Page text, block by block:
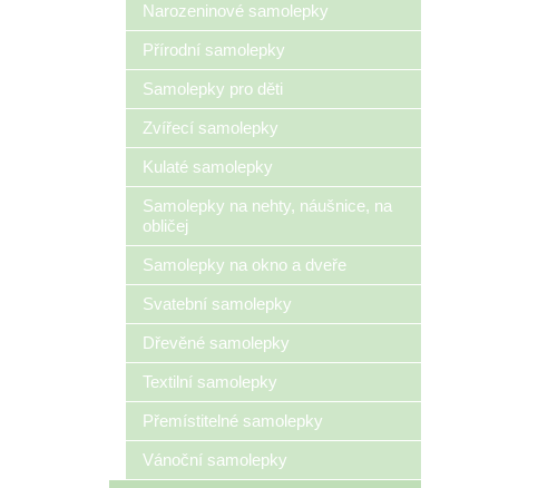
Narozeninové samolepky
Přírodní samolepky
Samolepky pro děti
Zvířecí samolepky
Kulaté samolepky
Samolepky na nehty, náušnice, na
obličej
Samolepky na okno a dveře
Svatební samolepky
Dřevěné samolepky
Textilní samolepky
Přemístitelné samolepky
Vánoční samolepky